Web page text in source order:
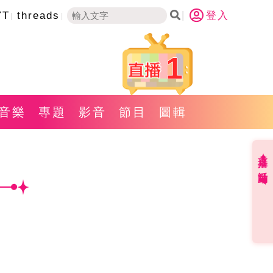
threads 登入
1
樂 專題 影音 節目 圖輯
直播✦活動